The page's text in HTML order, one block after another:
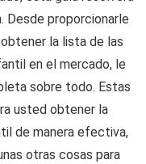
Desde proporcionarle
la lista de las
en el mercado, le
sobre todo. Estas
usted obtener la
de manera efectiva,
otras cosas para